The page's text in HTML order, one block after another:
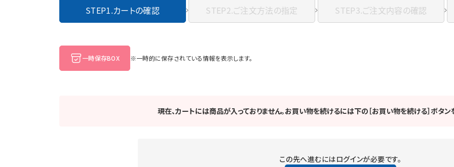
STEP1.カートの確認 STEP2.ご注文方法の指定 STEP3.ご注文内容の確認
一時保存BOX ※一時的に保存されている情報を表示します。
現在、カートには商品が入っておりません。お買い物を続けるには下の［お買い物を続ける］ボタン
この先へ進むにはログインが必要です。